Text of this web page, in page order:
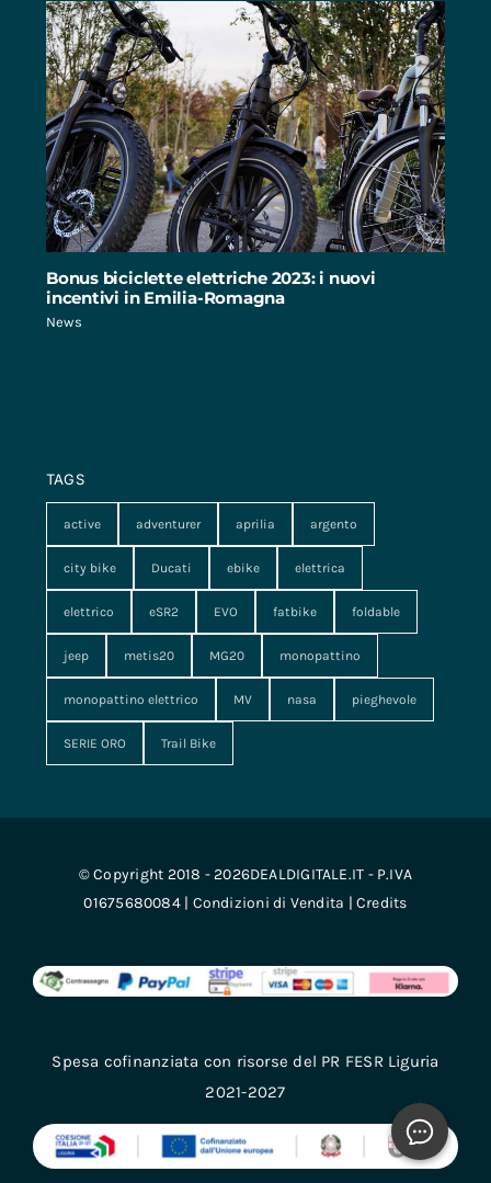
Bonus biciclette elettriche 2023: i nuovi
incentivi in Emilia-Romagna
News
TAGS
active adventurer aprilia argento
city bike Ducati ebike elettrica
elettrico eSR2 EVO fatbike foldable
jeep metis20 MG20 monopattino
monopattino elettrico MV nasa pieghevole
SERIE ORO Trail Bike
© Copyright 2018 - 2026DEALDIGITALE.IT - P.IVA
01675680084 | Condizioni di Vendita | Credits
Spesa cofinanziata con risorse del PR FESR Liguria
2021-2027